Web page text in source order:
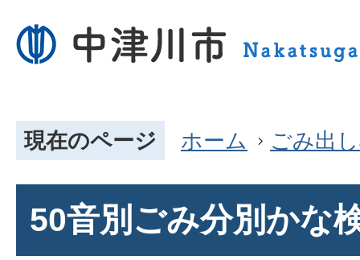
現在のページ ホーム ごみ出
50音別ごみ分別かな